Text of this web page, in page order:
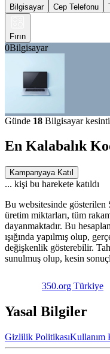
Bilgisayar Cep Telefonu
Fırın
0Bilgisayar
Günde 18 Bilgisayar
En Kalabalık
Kampanyaya Katıl
... kişi bu harekete katıldı
Bu websitesinde
üretim miktarları, tüm
dayanmaktadır. Bu
ışığında yapılmış olup,
değişkenlik gösterebilir.
sunulmuş olup, kesin
350.org Türkiye
Yasal Bilgiler
Gizlilik PolitikasıKullanım